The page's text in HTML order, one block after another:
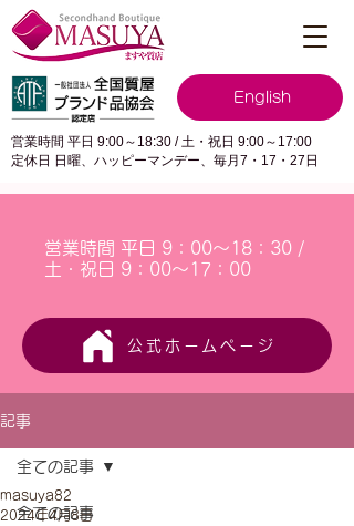
English
営業時間 平日 9:00～18:30 / 土・祝日 9:00～17:00
定休日 日曜、ハッピーマンデー、毎月7・17・27日
営業時間 平日 9：00～18：30 /
土・祝日 9：00～17：00
公式ホームページ
記事
全ての記事
全ての記事
masuya82
2024年4月8日